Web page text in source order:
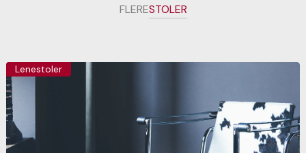
FLERESTOLER
Lenestoler